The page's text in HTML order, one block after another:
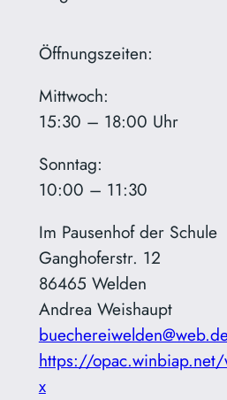
Öffnungszeiten:
Mittwoch:
15:30 – 18:00 Uhr
Sonntag:
10:00 – 11:30
Im Pausenhof der Schule
Ganghoferstr. 12
86465 Welden
Andrea Weishaupt
https://
x